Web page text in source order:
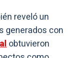
reveló un
generados con
obtuvieron